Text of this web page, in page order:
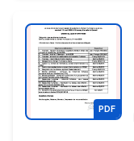
PDF